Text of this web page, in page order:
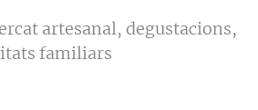
artesanal, degustacions,
familiars